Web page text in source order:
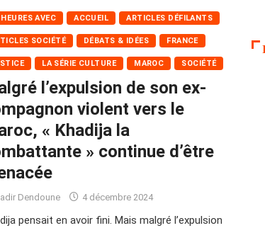
AVEC ACCUEIL ARTICLES DÉFILANTS
SOCIÉTÉ DÉBATS & IDÉES FRANCE
LA SÉRIE CULTURE MAROC SOCIÉTÉ
l’expulsion de son ex-
violent vers le
« Khadija la
» continue d’être
Dendoune 4 décembre 2024
pensait en avoir fini. Mais malgré l’expulsion